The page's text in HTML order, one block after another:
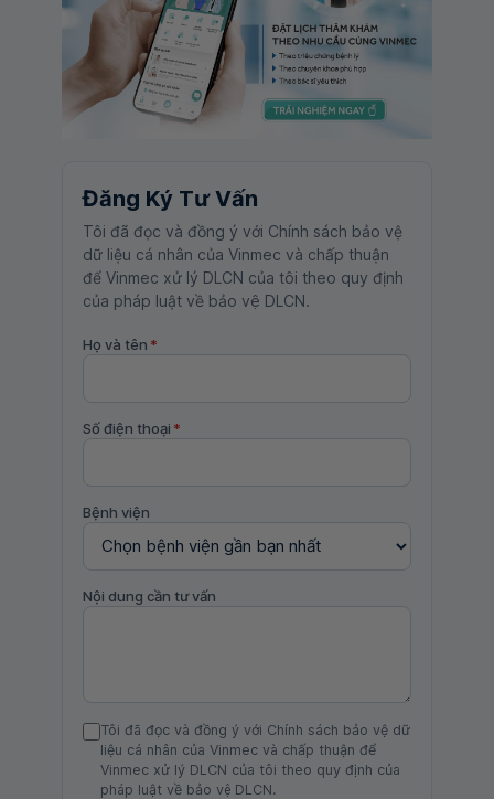
Đăng Ký Tư Vấn
Tôi đã đọc và đồng ý với Chính sách bảo vệ
dữ liệu cá nhân của Vinmec và chấp thuận
để Vinmec xử lý DLCN của tôi theo quy định
của pháp luật về bảo vệ DLCN.
Họ và tên *
Số điện thoại *
Bệnh viện
Nội dung cần tư vấn
Tôi đã đọc và đồng ý với Chính sách bảo vệ dữ
liệu cá nhân của Vinmec và chấp thuận để
Vinmec xử lý DLCN của tôi theo quy định của
pháp luật về bảo vệ DLCN.